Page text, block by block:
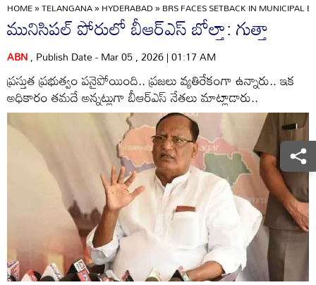
HOME»TELANGANA»HYDERABAD»BRS FACES SETBACK IN MUNICIPAL
మునిసిపల్‌ పోరులో బీఆర్‌ఎస్‌ బోల్తా: గుత్తా
ABN, Publish Date - Mar 05 , 2026 | 01:17 AM
ప్రస్తుత ప్రభుత్వం పనైపోయింది.. ప్రజలు వ్యతిరేకంగా ఉన్నారు.. ఇక
అధికారం తమదే అన్నట్లుగా బీఆర్‌ఎస్‌ నేతలు మాట్లాడారు..